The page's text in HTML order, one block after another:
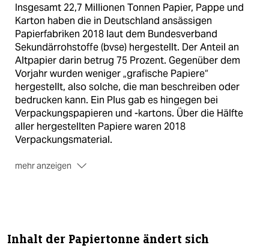
Insgesamt 22,7 Millionen Tonnen Papier, Pappe und
Karton haben die in Deutschland ansässigen
Papierfabriken 2018 laut dem Bundesverband
Sekundärrohstoffe (bvse) hergestellt. Der Anteil an
Altpapier darin betrug 75 Prozent. Gegenüber dem
Vorjahr wurden weniger „grafische Papiere“
hergestellt, also solche, die man beschreiben oder
bedrucken kann. Ein Plus gab es hingegen bei
Verpackungspapieren und -kartons. Über die Hälfte
aller hergestellten Papiere waren 2018
Verpackungsmaterial.
mehr anzeigen
auch für Altpapier. Bis 2017 hatte China rund 30
Inhalt der Papiertonne ändert sich